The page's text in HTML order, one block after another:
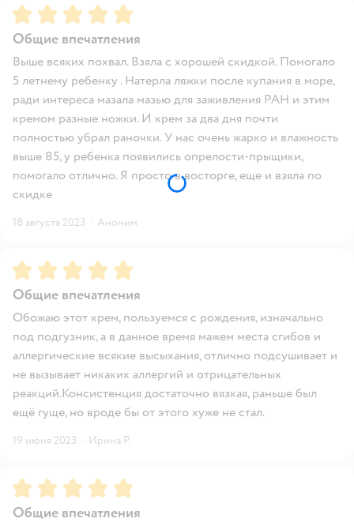
Рейтинг:5
Общие впечатления
Выше всяких похвал. Взяла с хорошей скидкой. Помогало
5 летнему ребенку . Натерла ляжки после купания в море,
ради интереса мазала мазью для заживления РАН и этим
кремом разные ножки. И крем за два дня почти
полностью убрал раночки. У нас очень жарко и влажность
выше 85, у ребенка появились опрелости-прыщики,
помогало отлично. Я просто в восторге, еще и взяла по
скидке
18 августа 2023 · Аноним
Рейтинг:5
Общие впечатления
Обожаю этот крем, пользуемся с рождения, изначально
под подгузник, а в данное время мажем места сгибов и
аллергические всякие высыхания, отлично подсушивает и
не вызывает никаких аллергий и отрицательных
реакций.Консистенция достаточно вязкая, раньше был
ещё гуще, но вроде бы от этого хуже не стал.
19 июня 2023 · Ирина Р.
Рейтинг:5
Общие впечатления